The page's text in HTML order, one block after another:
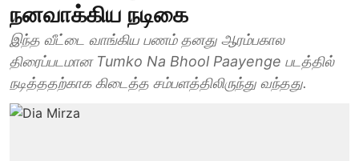
நனவாக்கிய நடிகை
இந்த வீட்டை வாங்கிய பணம் தனது ஆரம்பகால
திரைப்படமான Tumko Na Bhool Paayenge படத்தில்
நடித்ததற்காக கிடைத்த சம்பளத்திலிருந்து வந்தது.